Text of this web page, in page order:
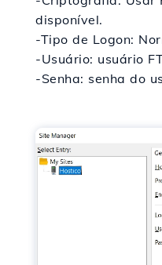
disponível.
-Tipo de Logon:
-Usuário: usuário
-Senha: senha do